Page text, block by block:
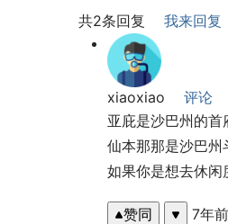
共2条回复 我来回复
xiaoxiao
评论
亚庇是沙巴州的首
仙本那那是沙巴
如果你是想去休闲
赞同 7年前